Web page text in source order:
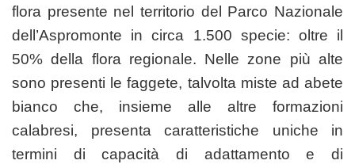
flora presente nel territorio del Parco Nazionale
dell’Aspromonte in circa 1.500 specie: oltre il
50% della flora regionale. Nelle zone più alte
sono presenti le faggete, talvolta miste ad abete
bianco che, insieme alle altre formazioni
calabresi, presenta caratteristiche uniche in
termini di capacità di adattamento e di